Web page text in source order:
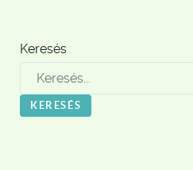
Keresés
KERESÉS